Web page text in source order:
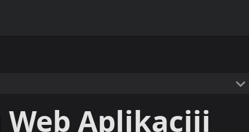
Aplikaciji